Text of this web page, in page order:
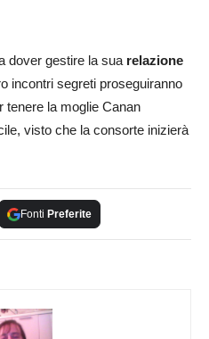
dover gestire la sua relazione
incontri segreti proseguiranno
tenere la moglie Canan
visto che la consorte inizierà
Fonti Preferite